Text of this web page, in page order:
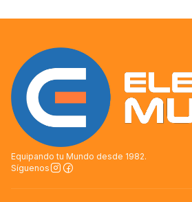
Equipando tu Mundo desde 1982.
Síguenos